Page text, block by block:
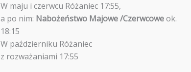
W maju i czerwcu Różaniec 17:55,
a po nim: Nabożeństwo Majowe /Czerwcoweok.
18:15
W październiku Różaniec
z rozważaniami 17:55